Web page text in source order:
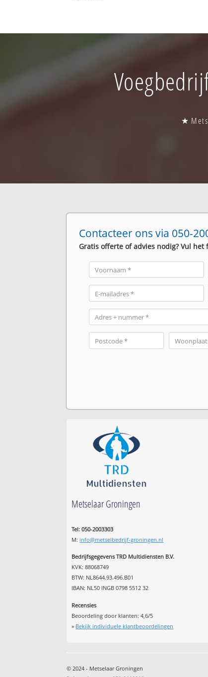
★
Contacteer ons via 050-
Gratis offerte of advies nodig? Vul
Metselaar Groningen
Tel: 050-2003303
M: info@metselbedrijf-groningen.nl
Bedrijfsgegevens TRD Multidiensten B.V.
KVK: 88068749
BTW: NL8644.93.496.B01
IBAN: NL50 INGB 0798 5512 32
Recensies
Beoordeling door klanten:4,6/5
» Bekijk individuele klantbeoordelingen
© 2024 - Metselaar Groningen